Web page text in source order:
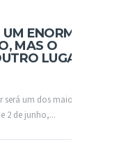
ENORME
MAS O
LUGAR
um dos maiores
2 de junho,...